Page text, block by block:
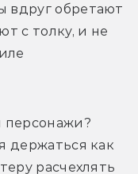
вдруг обретают
с толку, и не
персонажи?
держаться как
расчехлять